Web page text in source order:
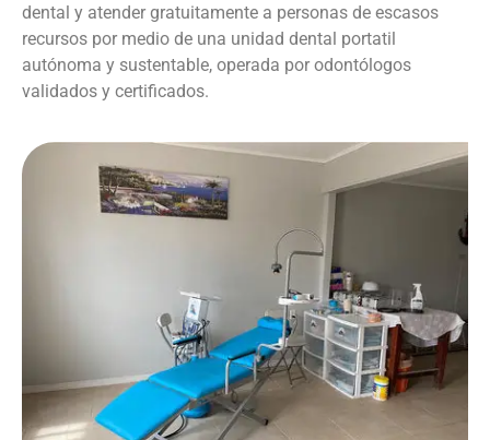
dental y atender gratuitamente a personas de escasos
recursos por medio de una unidad dental portatil
autónoma y sustentable, operada por odontólogos
validados y certificados.